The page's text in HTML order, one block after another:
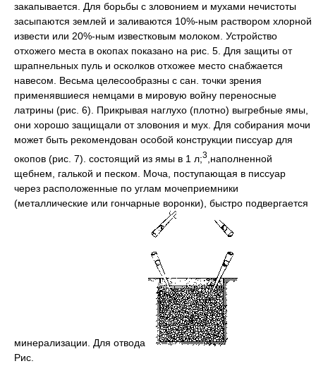
закапывается. Для борьбы с зловонием и мухами нечистоты
засыпаются землей и заливаются 10%-ным раствором хлорной
извести или 20%-ным известковым молоком. Устройство
отхожего места в окопах показано на рис. 5. Для защиты от
шрапнельных пуль и осколков отхожее место снабжается
навесом. Весьма целесообразны с сан. точки зрения
применявшиеся немцами в мировую войну переносные
латрины (рис. 6). Прикрывая наглухо (плотно) выгребные ямы,
они хорошо защищали от зловония и мух. Для собирания мочи
может быть рекомендован особой конструкции писсуар для
окопов (рис. 7). состоящий из ямы в 1 л;3 ,наполненной
щебнем, галькой и песком. Моча, поступающая в писсуар
через расположенные по углам мочеприемники
(металлические или гончарные воронки), быстро подвергается
минерализации. Для отвода
Рис.